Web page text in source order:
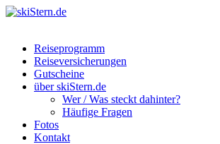
Reiseprogramm
Reiseversicherungen
Gutscheine
über skiStern.de
Wer / Was steckt dahinter?
Häufige Fragen
Fotos
Kontakt